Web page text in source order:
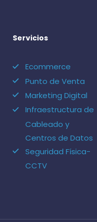
Servicios
Ecommerce
Punto de Venta
Marketing Digital
Infraestructura de
Cableado y
Centros de Datos
Seguridad Física-
CCTV